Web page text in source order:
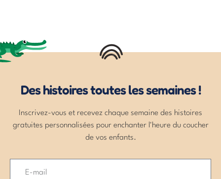
Des histoires toutes les semaines !
Inscrivez-vous et recevez chaque semaine des histoires
gratuites personnalisées pour enchanter l'heure du coucher
de vos enfants.